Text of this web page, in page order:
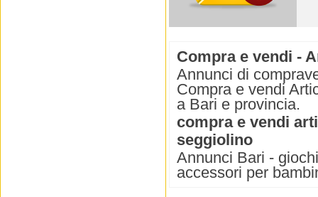
Compra e vendi -
Annunci di
Compra e vendi
a Bari e provincia.
compra e vendi
seggiolino
Annunci Bari -
accessori per